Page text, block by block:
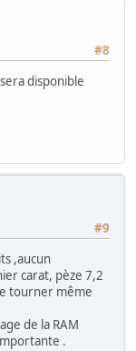
#8
disponible
#9
,aucun
carat, pèze 7,2
tourner même
de la RAM
.